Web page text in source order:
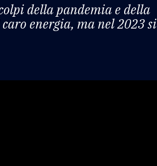
della pandemia e della
energia, ma nel 2023 si